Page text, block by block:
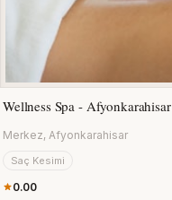
Wellness Spa - Afyonkarahisar
Merkez, Afyonkarahisar
Saç Kesimi
0.00